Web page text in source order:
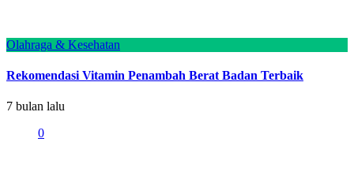
Olahraga & Kesehatan
Rekomendasi Vitamin Penambah Berat Badan Terbaik
7 bulan lalu
0